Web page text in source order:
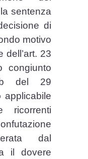
sentenza
di
motivo
dell’art. 23
congiunto
del 29
applicabile
dal
il dovere